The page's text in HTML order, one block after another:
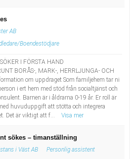
AB
Boendestödjare
I FÖRSTA HAND
BORÅS-, MARK-, HERRLJUNGA- OCH
om uppdraget Som familjehem tar ni
i ert hem med stöd från socialtjänst och
Barnen är i åldrarna 0-19 år. Er roll är
huvuduppgift att stötta och integrera
Det är viktigt att f...
Visa mer
sökes – timanställning
i Väst AB Personlig assistent